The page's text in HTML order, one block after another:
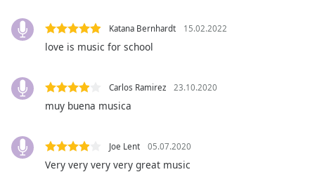
Background
Color
Opacity
Area
Background
Color
Katana Bernhardt 15.02.2022
love is music for school
Carlos Ramirez 23.10.2020
muy buena musica
Joe Lent 05.07.2020
Very very very very great music